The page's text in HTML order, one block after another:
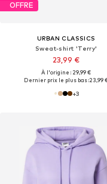
OFFRE
URBAN CLASSICS
Sweat-shirt 'Terry'
23,99 €
À l'origine : 29,99 €
Dernier prix le plus bas :23,99
+3